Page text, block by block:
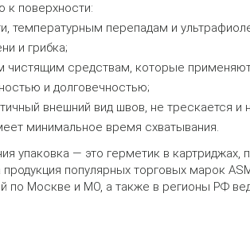
к поверхности:
температурным перепадам и
и грибка;
чистящим средствам, которые
и долговечностью;
внешний вид швов, не трескается и
минимальное время схватывания.
упаковка — это герметик в
популярных торговых марок
по Москве и МО, а также в регионы РФ